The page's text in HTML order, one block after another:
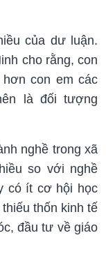
của dư luận.
cho rằng, con
con em các
là đối tượng
nghề trong xã
so với nghề
có ít cơ hội học
thốn kinh tế
đầu tư về giáo